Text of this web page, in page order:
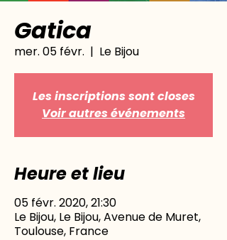
Gatica
mer. 05 févr.
  |
Le Bijou
Les inscriptions sont closes
Voir autres événements
Heure et lieu
05 févr. 2020, 21:30
Le Bijou, Le Bijou, Avenue de Muret,
Toulouse, France